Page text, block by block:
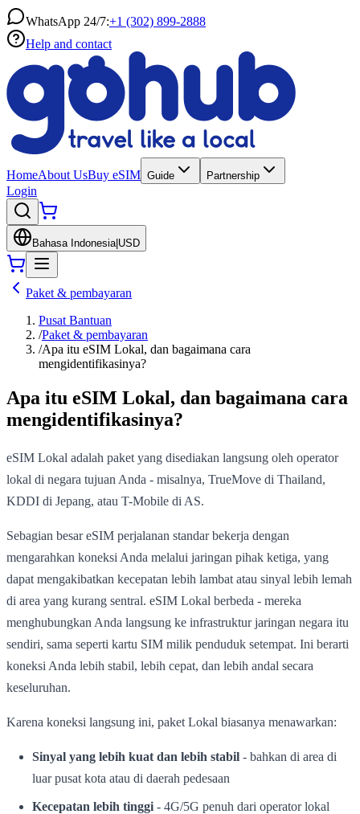
WhatsApp 24/7:+1 (302) 899-2888
Help and contact
HomeAbout UsBuy eSIM Guide Partnership
Login
Bahasa Indonesia| USD
Paket & pembayaran
Pusat Bantuan
/Paket & pembayaran
/Apa itu eSIM Lokal, dan bagaimana cara
mengidentifikasinya?
Apa itu eSIM Lokal, dan bagaimana cara
mengidentifikasinya?
eSIM Lokal adalah paket yang disediakan langsung oleh operator
lokal di negara tujuan Anda - misalnya, TrueMove di Thailand,
KDDI di Jepang, atau T-Mobile di AS.
Sebagian besar eSIM perjalanan standar bekerja dengan
mengarahkan koneksi Anda melalui jaringan pihak ketiga, yang
dapat mengakibatkan kecepatan lebih lambat atau sinyal lebih lemah
di area yang kurang sentral. eSIM Lokal berbeda - mereka
menghubungkan Anda langsung ke infrastruktur jaringan negara itu
sendiri, sama seperti kartu SIM milik penduduk setempat. Ini berarti
koneksi Anda lebih stabil, lebih cepat, dan lebih andal secara
keseluruhan.
Karena koneksi langsung ini, paket Lokal biasanya menawarkan:
Sinyal yang lebih kuat dan lebih stabil - bahkan di area di
luar pusat kota atau di daerah pedesaan
Kecepatan lebih tinggi - 4G/5G penuh dari operator lokal